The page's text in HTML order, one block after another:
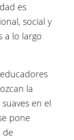
es
social y
a lo largo
la
en el
pone
de